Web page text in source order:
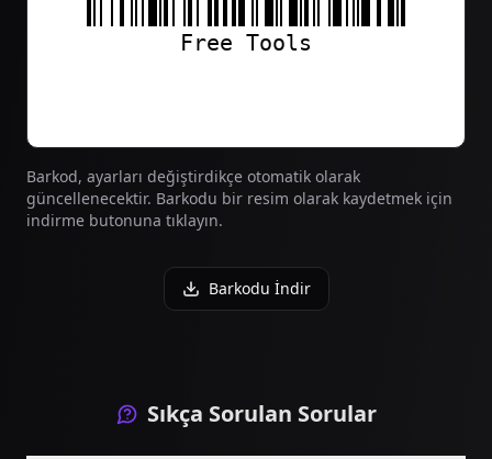
Barkod, ayarları değiştirdikçe otomatik olarak
güncellenecektir. Barkodu bir resim olarak kaydetmek için
indirme butonuna tıklayın.
Barkodu İndir
Sıkça Sorulan Sorular